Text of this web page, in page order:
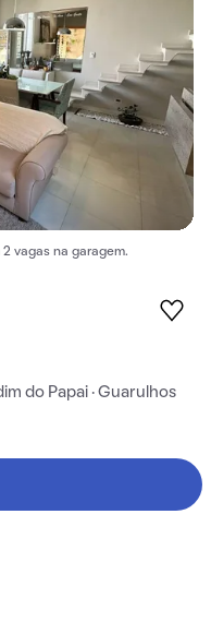
vagas na garagem.
do Papai · Guarulhos